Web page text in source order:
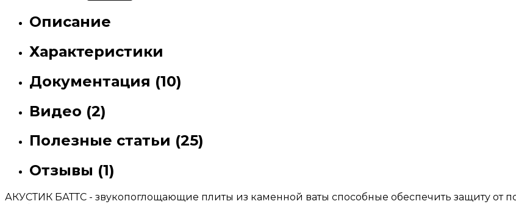
Описание
Характеристики
Документация (10)
Видео (2)
Полезные статьи (25)
Отзывы (1)
АКУСТИК БАТТС - звукопоглощающие плиты из каменной ваты способные обеспечить защиту от